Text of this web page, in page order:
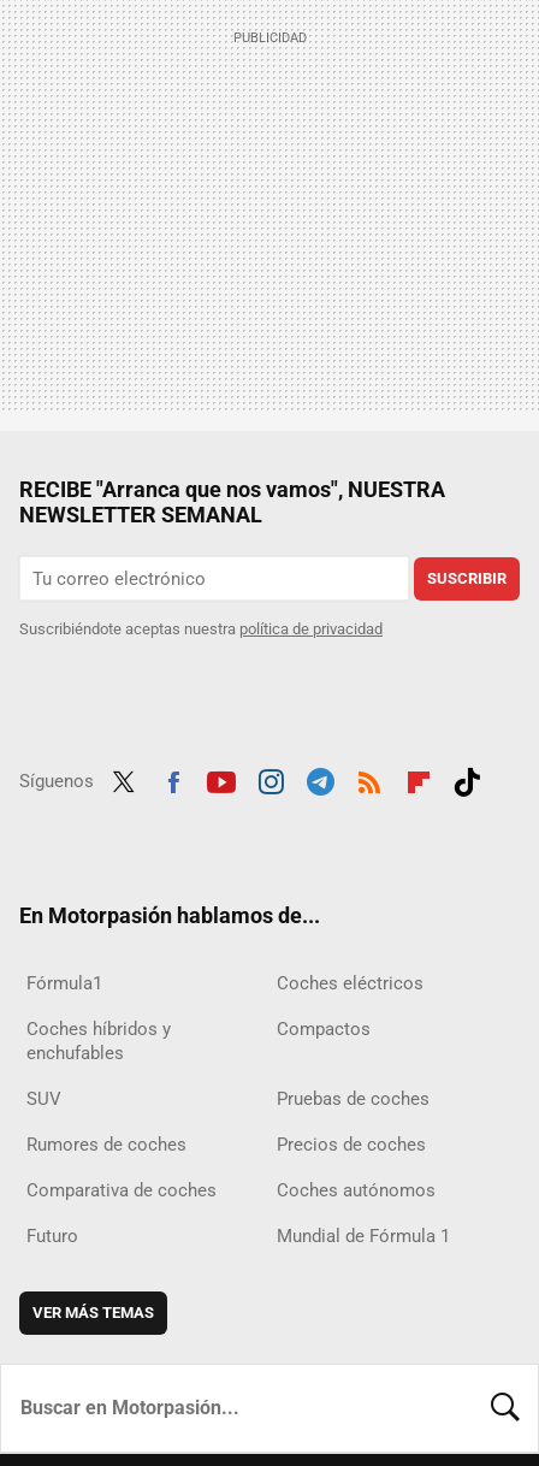
RECIBE "Arranca que nos vamos", NUESTRA
NEWSLETTER SEMANAL
SUSCRIBIR
Suscribiéndote aceptas nuestra política de privacidad
Síguenos
En Motorpasión hablamos de...
Fórmula1 Coches eléctricos
Coches híbridos y
enchufables
Compactos
SUV Pruebas de coches
Rumores de coches Precios de coches
Comparativa de coches Coches autónomos
Futuro Mundial de Fórmula 1
VER MÁS TEMAS